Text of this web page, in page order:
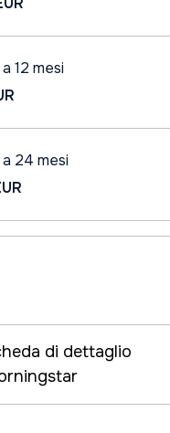
12 mesi
24 mesi
di dettaglio